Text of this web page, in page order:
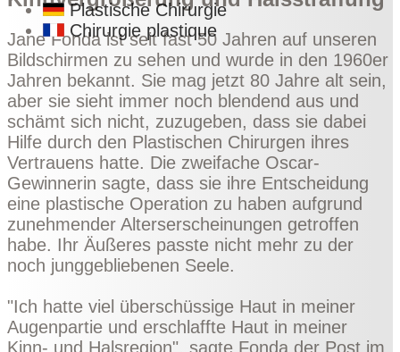
Plastische Chirurgie
Chirurgie plastique
Jane Fonda ist seit fast 50 Jahren auf unseren
Bildschirmen zu sehen und wurde in den 1960er
Jahren bekannt. Sie mag jetzt 80 Jahre alt sein,
aber sie sieht immer noch blendend aus und
schämt sich nicht, zuzugeben, dass sie dabei
Hilfe durch den Plastischen Chirurgen ihres
Vertrauens hatte. Die zweifache Oscar-
Gewinnerin sagte, dass sie ihre Entscheidung
eine plastische Operation zu haben aufgrund
zunehmender Alterserscheinungen getroffen
habe. Ihr Äußeres passte nicht mehr zu der
noch junggebliebenen Seele.
"Ich hatte viel überschüssige Haut in meiner
Augenpartie und erschlaffte Haut in meiner
Kinn- und Halsregion", sagte Fonda der Post im